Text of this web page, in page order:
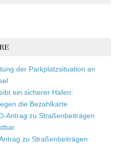
der Parkplatzsituation an
ein sicherer Hafen:
die Bezahlkarte
Antrag zu Straßenbeiträgen
zu Straßenbeiträgen